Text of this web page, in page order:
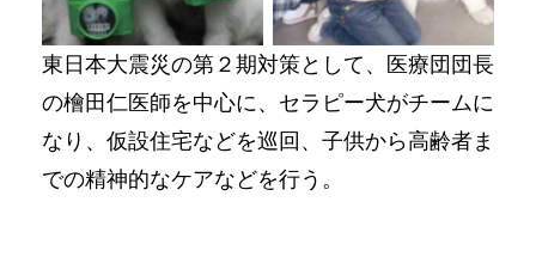
東日本大震災の第２期対策として、医療団団長
の檜田仁医師を中心に、セラピー犬がチームに
なり、仮設住宅などを巡回、子供から高齢者ま
での精神的なケアなどを行う。